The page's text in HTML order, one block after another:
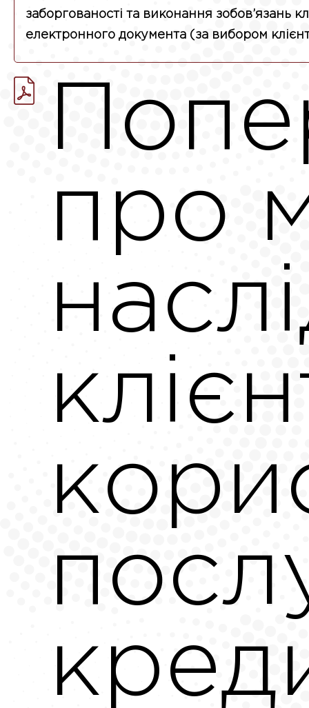
заборгованості та виконання зобов’язань
електронного документа (за вибором
про